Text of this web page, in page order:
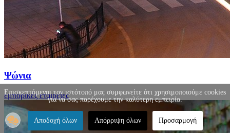
Ψώνια
εμπορικές εταιρείες
Επισκεπτόμενοι τον ιστότοπό μας συμφωνείτε ότι χρησιμοποιούμε cookies
για να σας παρέχουμε την καλύτερη εμπειρία.
Αποδοχή όλων Απόρριψη όλων Προσαρμογή